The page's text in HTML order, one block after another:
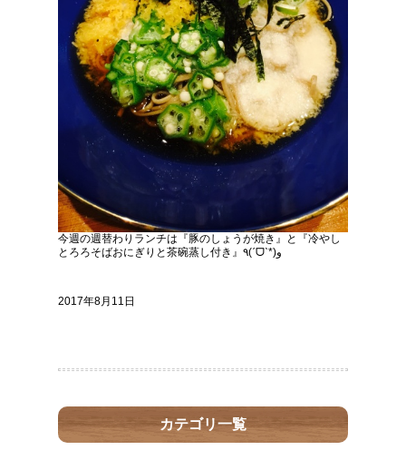
今週の週替わりランチは『豚のしょうが焼き』と『冷やし
とろろそばおにぎりと茶碗蒸し付き』٩(ˊᗜˋ*)و
2017年8月11日
カテゴリ一覧